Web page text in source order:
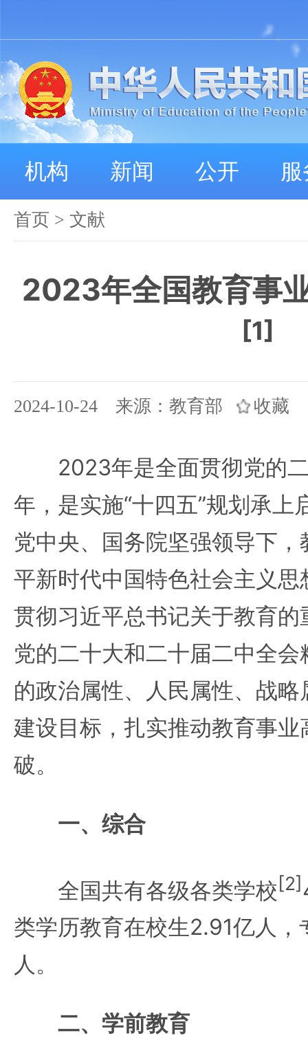
机构 新闻 公开
首页 > 文献
2023年全国教育事
[1]
2024-10-24 来源：教育部 收藏
2023年是全面贯彻党的二
年，是实施“十四五”规划承上
党中央、国务院坚强领导下
平新时代中国特色社会主义
贯彻习近平总书记关于教育
党的二十大和二十届二中全
的政治属性、人民属性、战
建设目标，扎实推动教育事
破。
一、综合
全国共有各级各类学校[2]
类学历教育在校生2.91亿人
人。
二、学前教育